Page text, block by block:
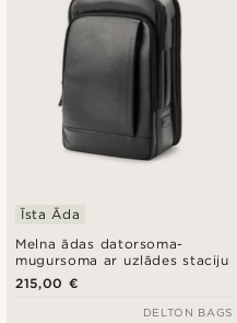
Melna ādas datorsoma-
mugursoma ar uzlādes staciju
Īsta Āda
215,00 €
DELTON BAGS